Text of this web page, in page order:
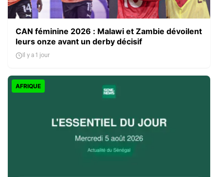
CAN féminine 2026 : Malawi et Zambie dévoilent
leurs onze avant un derby décisif
Il y a 1 jour
AFRIQUE